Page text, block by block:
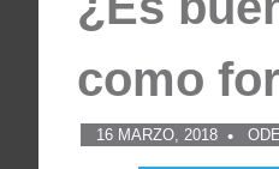
como
16 MARZO, 2018